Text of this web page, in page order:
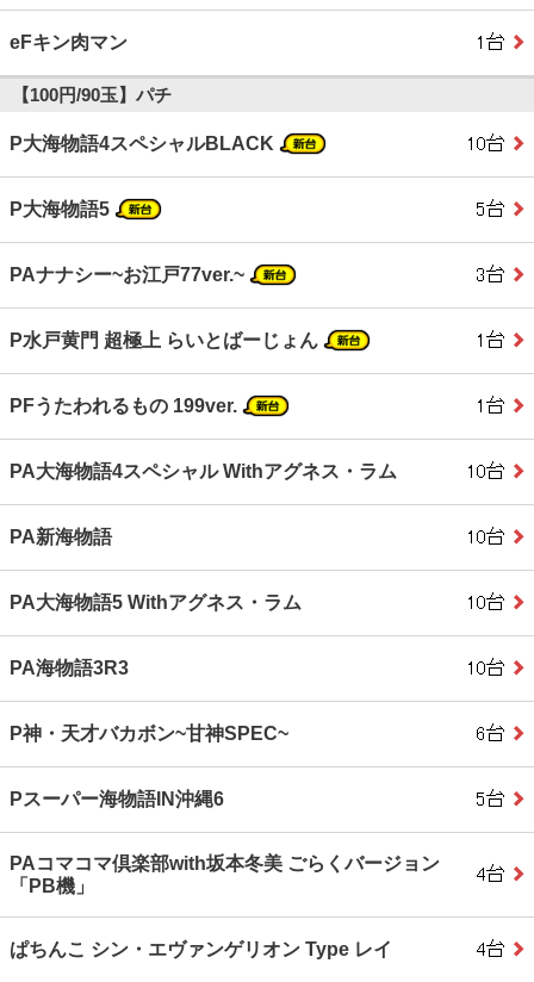
eFキン肉マン
【100円/90玉】パチ
P大海物語4スペシャルBLACK
P大海物語5
PAナナシー~お江戸77ver.~
P水戸黄門 超極上 らいとばーじょん
PFうたわれるもの 199ver.
PA大海物語4スペシャル Withアグネス・ラム
PA新海物語
PA大海物語5 Withアグネス・ラム
PA海物語3R3
P神・天才バカボン~甘神SPEC~
Pスーパー海物語IN沖縄6
PAコマコマ倶楽部with坂本冬美 ごらくバージョン
「PB機」
ぱちんこ シン・エヴァンゲリオン Type レイ